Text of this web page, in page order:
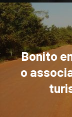
Bonito
o